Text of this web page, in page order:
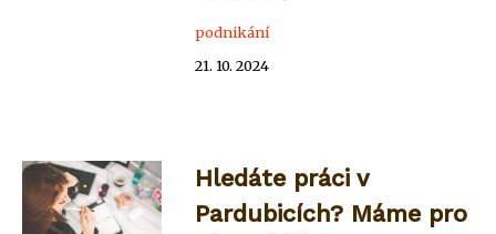
podnikání
21. 10. 2024
Hledáte práci v
Pardubicích? Máme pro